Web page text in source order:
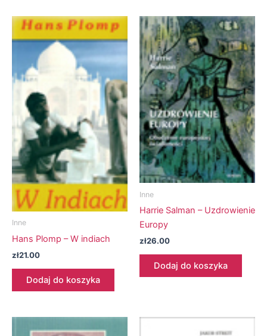
Inne
Hans Plomp – W indiach
zł21.00
Dodaj do koszyka
Inne
Harrie Salman – Uzdrowienie
Europy
zł26.00
Dodaj do koszyka